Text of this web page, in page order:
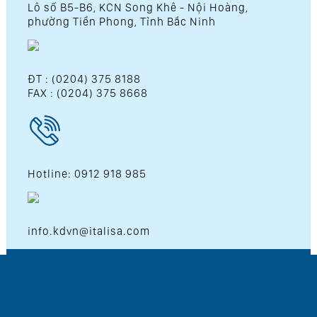
Lô số B5-B6, KCN Song Khê - Nội Hoàng,
phường Tiền Phong, Tỉnh Bắc Ninh
ĐT : (0204) 375 8188
FAX : (0204) 375 8668
Hotline: 0912 918 985
info.kdvn@italisa.com